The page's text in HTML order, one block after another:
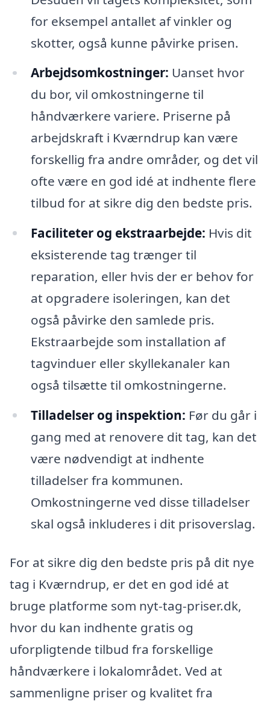
for eksempel antallet af vinkler og
skotter, også kunne påvirke prisen.
Arbejdsomkostninger: Uanset hvor
du bor, vil omkostningerne til
håndværkere variere. Priserne på
arbejdskraft i Kværndrup kan være
forskellig fra andre områder, og det vil
ofte være en god idé at indhente flere
tilbud for at sikre dig den bedste pris.
Faciliteter og ekstraarbejde: Hvis dit
eksisterende tag trænger til
reparation, eller hvis der er behov for
at opgradere isoleringen, kan det
også påvirke den samlede pris.
Ekstraarbejde som installation af
tagvinduer eller skyllekanaler kan
også tilsætte til omkostningerne.
Tilladelser og inspektion: Før du går i
gang med at renovere dit tag, kan det
være nødvendigt at indhente
tilladelser fra kommunen.
Omkostningerne ved disse tilladelser
skal også inkluderes i dit prisoverslag.
For at sikre dig den bedste pris på dit nye
tag i Kværndrup, er det en god idé at
bruge platforme som nyt-tag-priser.dk,
hvor du kan indhente gratis og
uforpligtende tilbud fra forskellige
håndværkere i lokalområdet. Ved at
sammenligne priser og kvalitet fra